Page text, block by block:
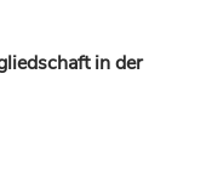
in der